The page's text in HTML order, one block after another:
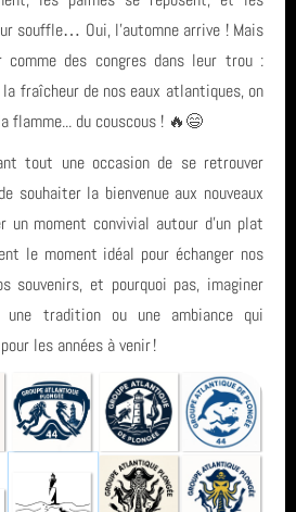
souffle… Oui, l’automne arrive ! Mais
comme des congres dans leur trou :
fraîcheur de nos eaux atlantiques, on
flamme... du couscous ! 🔥😄
tout une occasion de se retrouver
souhaiter la bienvenue aux nouveaux
un moment convivial autour d’un plat
le moment idéal pour échanger nos
souvenirs, et pourquoi pas, imaginer
une tradition ou une ambiance qui
les années à venir !